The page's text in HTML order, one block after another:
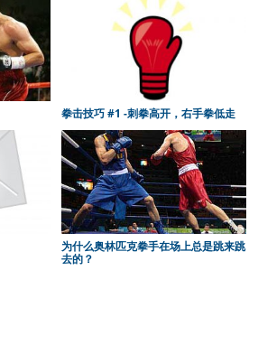
拳击技巧 #1 -刺拳高开，右手拳低走
为什么奥林匹克拳手在场上总是跳来跳
去的？